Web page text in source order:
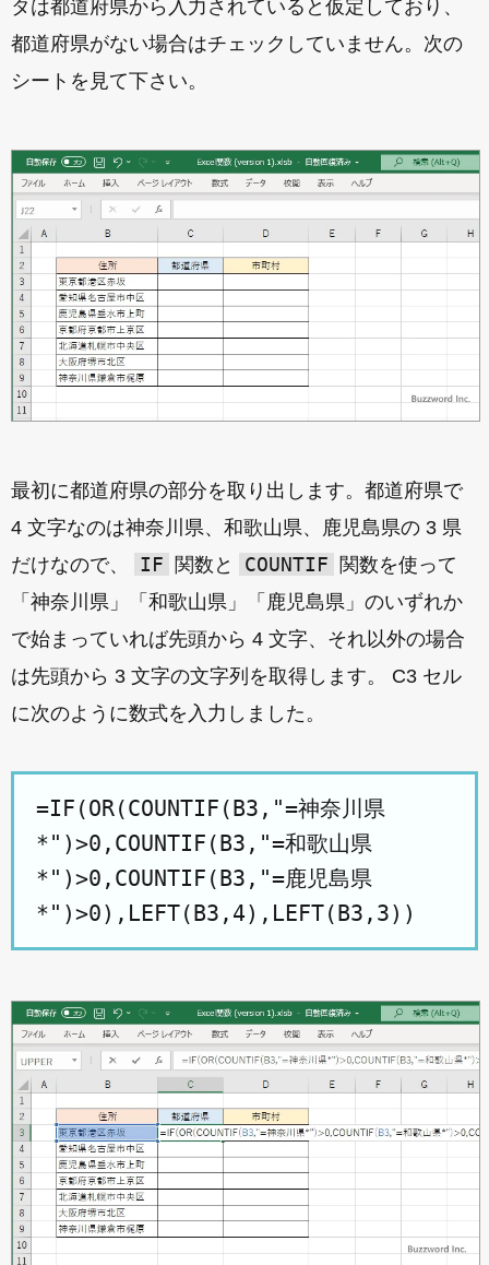
タは都道府県から入力されていると仮定しており、
都道府県がない場合はチェックしていません。次の
シートを見て下さい。
最初に都道府県の部分を取り出します。都道府県で
4 文字なのは神奈川県、和歌山県、鹿児島県の 3 県
だけなので、
IF 関数と COUNTIF
関数を使って
「神奈川県」「和歌山県」「鹿児島県」のいずれか
で始まっていれば先頭から 4 文字、それ以外の場合
は先頭から 3 文字の文字列を取得します。 C3 セル
に次のように数式を入力しました。
=IF(OR(COUNTIF(B3,"=神奈川県
*")>0,COUNTIF(B3,"=和歌山県
*")>0,COUNTIF(B3,"=鹿児島県
*")>0),LEFT(B3,4),LEFT(B3,3))